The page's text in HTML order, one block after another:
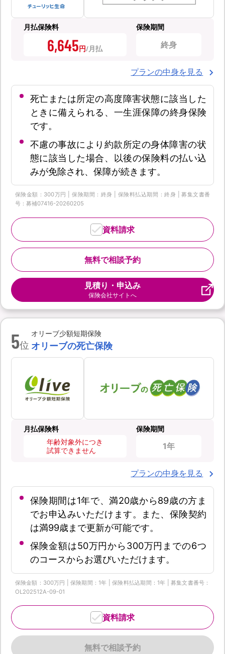
月払保険料
6,645円
保険期間
終身
プランの中身を見る
死亡または所定の高度障害状態に該当した
ときに備えられる、一生涯保障の終身保険
です。
不慮の事故により約款所定の身体障害の状
態に該当した場合、以後の保険料の払い込
みが免除され、保障が続きます。
保険金額：300万円 | 保険期間：終身 | 保険料払込期間：終身 | 募集文書番
号：募補07416-20260205
無料で相談予約
資料請求
見積り・申込み
保険会社サイトへ
5位
オリーブ少額短期保険
オリーブの死亡保険
月払保険料
年齢対象外につき
試算できません
保険期間
1年
プランの中身を見る
保険期間は1年で、満20歳から89歳の方ま
でお申込みいただけます。また、保険契約
は満99歳まで更新が可能です。
保険金額は50万円から300万円までの6つ
のコースからお選びいただけます。
保険金額：300万円 | 保険期間：1年 | 保険料払込期間：1年 | 募集文書番号：
OL202512A-09-01
無料で相談予約
資料請求